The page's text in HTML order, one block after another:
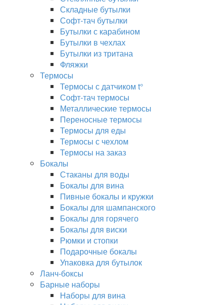
Складные бутылки
Софт-тач бутылки
Бутылки с карабином
Бутылки в чехлах
Бутылки из тритана
Фляжки
Термосы
Термосы с датчиком t°
Софт-тач термосы
Металлические термосы
Переносные термосы
Термосы для еды
Термосы с чехлом
Термосы на заказ
Бокалы
Стаканы для воды
Бокалы для вина
Пивные бокалы и кружки
Бокалы для шампанского
Бокалы для горячего
Бокалы для виски
Рюмки и стопки
Подарочные бокалы
Упаковка для бутылок
Ланч-боксы
Барные наборы
Наборы для вина